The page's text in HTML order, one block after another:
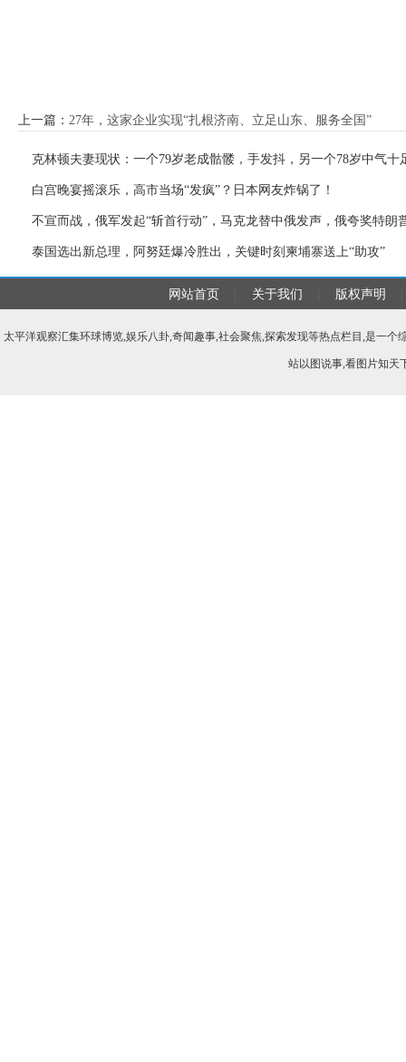
上一篇： 27年，这家企业实现“扎根济南、立足山东、服务全国”
克林顿夫妻现状：一个79岁老成骷髅，手发抖，另一个78岁中气十
白宫晚宴摇滚乐，高市当场“发疯”？日本网友炸锅了！
不宣而战，俄军发起“斩首行动”，马克龙替中俄发声，俄夸奖特朗
泰国选出新总理，阿努廷爆冷胜出，关键时刻柬埔寨送上“助攻”
网站首页 关于我们 版权声明
太平洋观察汇集环球博览,娱乐八卦,奇闻趣事,社会聚焦,探索发现等热点栏目,是一
站以图说事,看图片知天